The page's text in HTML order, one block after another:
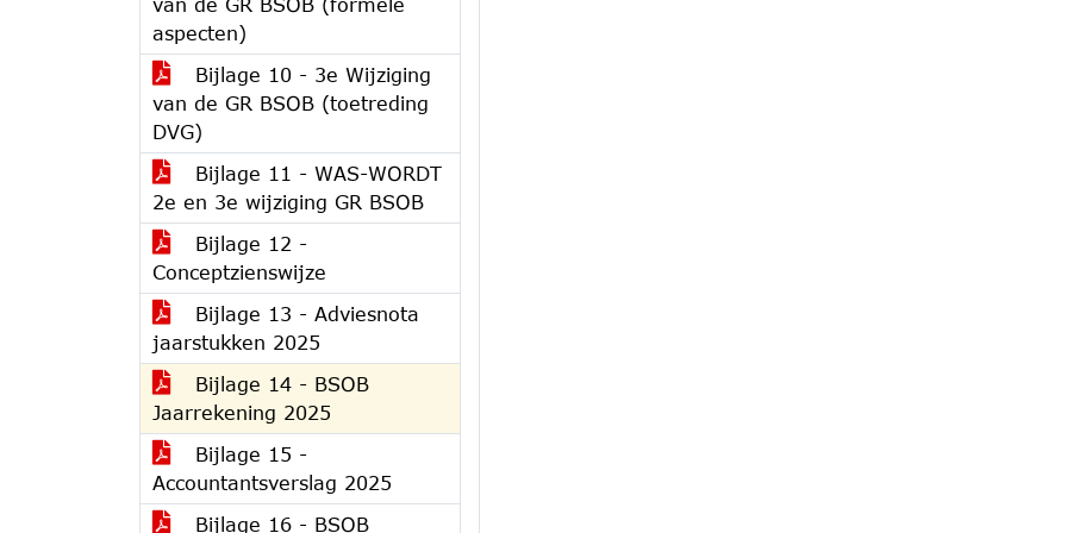
aspecten)
Bijlage 10 - 3e Wijziging
van de GR BSOB (toetreding
DVG)
Bijlage 11 - WAS-WORDT
2e en 3e wijziging GR BSOB
Bijlage 12 -
Conceptzienswijze
Bijlage 13 - Adviesnota
jaarstukken 2025
Bijlage 14 - BSOB
Jaarrekening 2025
Bijlage 15 -
Accountantsverslag 2025
Bijlage 16 - BSOB